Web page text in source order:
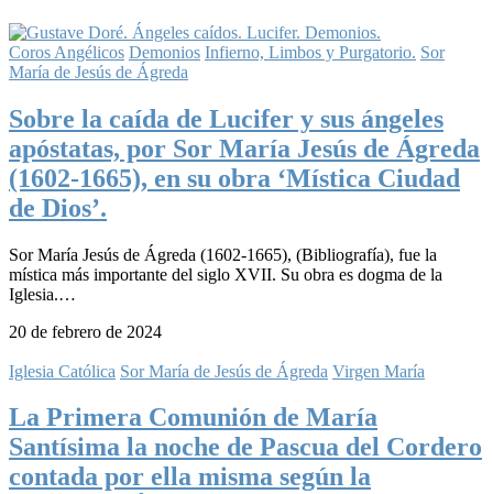
Coros Angélicos Demonios Infierno, Limbos y Purgatorio. Sor
María de Jesús de Ágreda
Sobre la caída de Lucifer y sus ángeles
apóstatas, por Sor María Jesús de Ágreda
(1602-1665), en su obra ‘Mística Ciudad
de Dios’.
Sor María Jesús de Ágreda (1602-1665), (Bibliografía), fue la
mística más importante del siglo XVII. Su obra es dogma de la
Iglesia.…
20 de febrero de 2024
Iglesia Católica Sor María de Jesús de Ágreda Virgen María
La Primera Comunión de María
Santísima la noche de Pascua del Cordero
contada por ella misma según la